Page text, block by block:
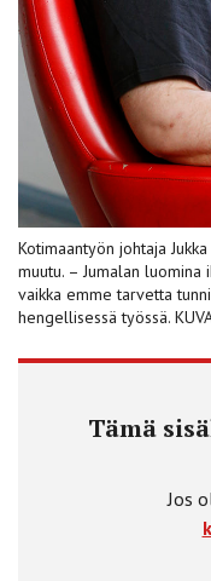
Kotimaantyön johtaja
muutu. – Jumalan luomina
vaikka emme tarvetta
hengellisessä työssä.
Tämä
Jos